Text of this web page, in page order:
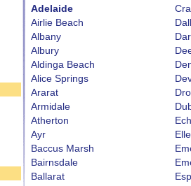
Adelaide
Airlie Beach
Albany
Albury
Aldinga Beach
Alice Springs
Ararat
Armidale
Atherton
Ayr
Baccus Marsh
Bairnsdale
Ballarat